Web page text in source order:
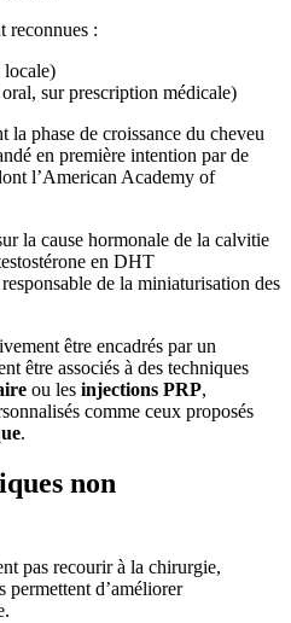
reconnues :
sur prescription médicale)
phase de croissance du cheveu
en première intention par de
l’American Academy of
la cause hormonale de la calvitie
en DHT
de la miniaturisation des
être encadrés par un
être associés à des techniques
ou les injections PRP,
comme ceux proposés
.
non
pas recourir à la chirurgie,
permettent d’améliorer